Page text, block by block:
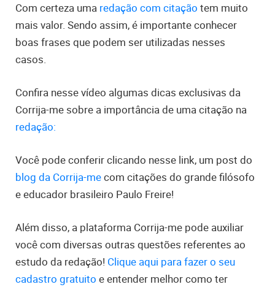
Com certeza uma redação com citação tem muito
mais valor. Sendo assim, é importante conhecer
boas frases que podem ser utilizadas nesses
casos.
Confira nesse vídeo algumas dicas exclusivas da
Corrija-me sobre a importância de uma citação na
redação:
Você pode conferirclicando nesse link, um post do
blog da Corrija-mecom citações do grande filósofo
e educador brasileiro Paulo Freire!
Além disso, a plataforma Corrija-me pode auxiliar
você com diversas outras questões referentes ao
estudo da redação! Clique aqui para fazer o seu
cadastro gratuito e entender melhor como ter